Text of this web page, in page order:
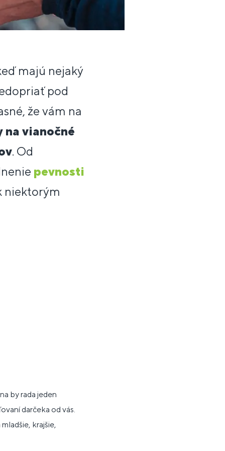
majú nejaký
pod
že vám na
na vianočné
. Od
pevnosti
niektorým
by rada jeden
darčeka od vás.
krajšie,